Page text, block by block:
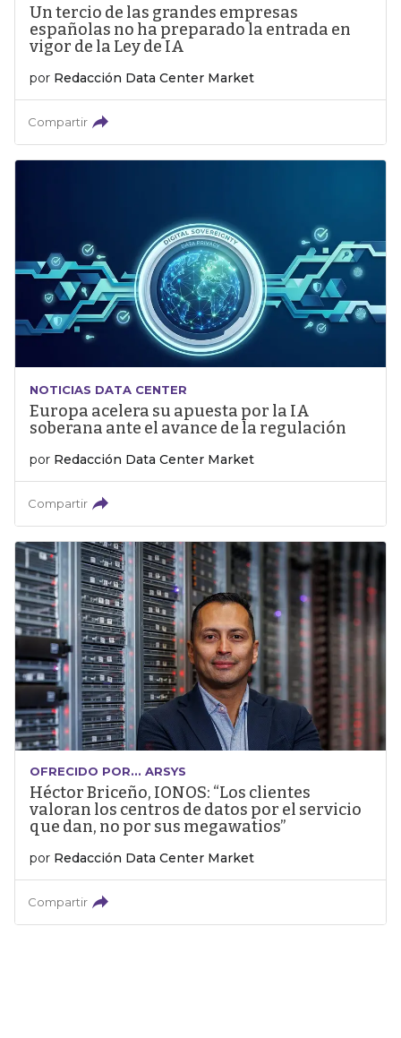
Un tercio de las grandes empresas
españolas no ha preparado la entrada en
vigor de la Ley de IA
por Redacción Data Center Market
Compartir
NOTICIAS DATA CENTER
Europa acelera su apuesta por la IA
soberana ante el avance de la regulación
por Redacción Data Center Market
Compartir
OFRECIDO POR... ARSYS
Héctor Briceño, IONOS: “Los clientes
valoran los centros de datos por el servicio
que dan, no por sus megawatios”
por Redacción Data Center Market
Compartir